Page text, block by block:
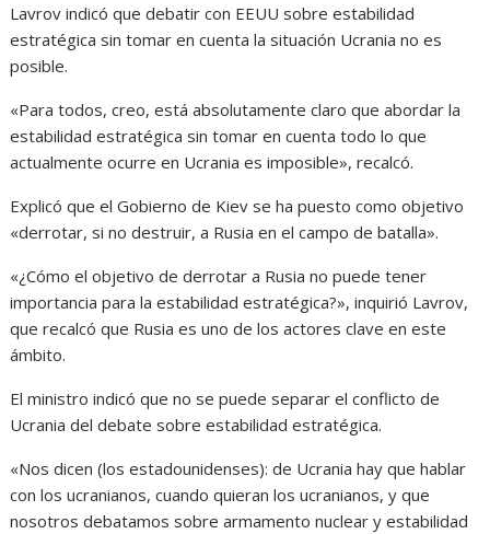
Lavrov indicó que debatir con EEUU sobre estabilidad
estratégica sin tomar en cuenta la situación Ucrania no es
posible.
«Para todos, creo, está absolutamente claro que abordar la
estabilidad estratégica sin tomar en cuenta todo lo que
actualmente ocurre en Ucrania es imposible», recalcó.
Explicó que el Gobierno de Kiev se ha puesto como objetivo
«derrotar, si no destruir, a Rusia en el campo de batalla».
«¿Cómo el objetivo de derrotar a Rusia no puede tener
importancia para la estabilidad estratégica?», inquirió Lavrov,
que recalcó que Rusia es uno de los actores clave en este
ámbito.
El ministro indicó que no se puede separar el conflicto de
Ucrania del debate sobre estabilidad estratégica.
«Nos dicen (los estadounidenses): de Ucrania hay que hablar
con los ucranianos, cuando quieran los ucranianos, y que
nosotros debatamos sobre armamento nuclear y estabilidad